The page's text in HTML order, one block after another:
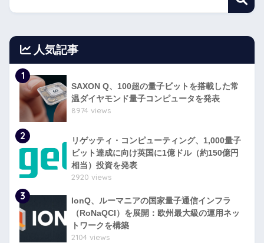
人気記事
1
SAXON Q、100超の量子ビットを搭載した常
温ダイヤモンド量子コンピュータを発表
8974 views
2
リゲッティ・コンピューティング、1,000量子
ビット達成に向け英国に1億ドル（約150億円
相当）投資を発表
2920 views
3
IonQ、ルーマニアの国家量子通信インフラ
（RoNaQCI）を展開：欧州最大級の運用ネッ
トワークを構築
2104 views